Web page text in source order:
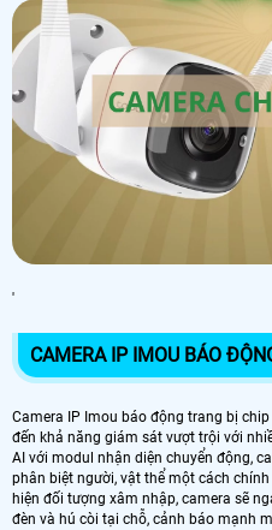
'
CAMERA IP IMOU BÁO
Camera IP Imou báo động trang bị
đến khả năng giám sát vượt trội với
AI với modul nhận diện chuyển động,
phân biệt người, vật thể một cách
hiện đối tượng xâm nhập, camera sẽ
đèn và hú còi tại chỗ, cảnh báo mạnh